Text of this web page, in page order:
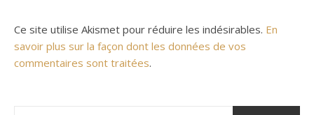
Ce site utilise Akismet pour réduire les indésirables. En
savoir plus sur la façon dont les données de vos
commentaires sont traitées.